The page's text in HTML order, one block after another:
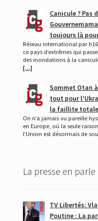
Canicule ? Pas
toujours là
Réseau international par
ce pays d’extrêmes qui
des inondations à la
[…]
Sommet Otan
tout pour
la faillite totale
On n’a jamais vu pareille
en Europe, où la seule
l’Union est désormais de
La presse en parle
TV Libertés:
Poutine : La